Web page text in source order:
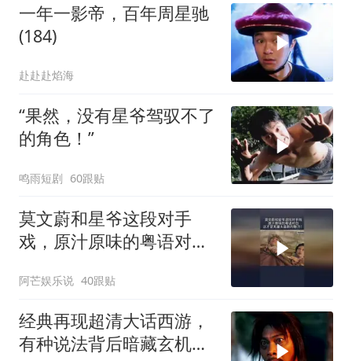
一年一影帝，百年周星驰
(184)
赴赴赴焰海
“果然，没有星爷驾驭不了
的角色！”
鸣雨短剧 60跟贴
莫文蔚和星爷这段对手
戏，原汁原味的粤语对
魅力！
阿芒娱乐说 40跟贴
经典再现超清大话西游，
有种说法背后暗藏玄机，